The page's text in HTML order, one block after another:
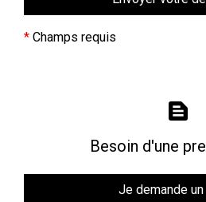
*Champs requis
text_snippet
Besoin d'une
Je demande